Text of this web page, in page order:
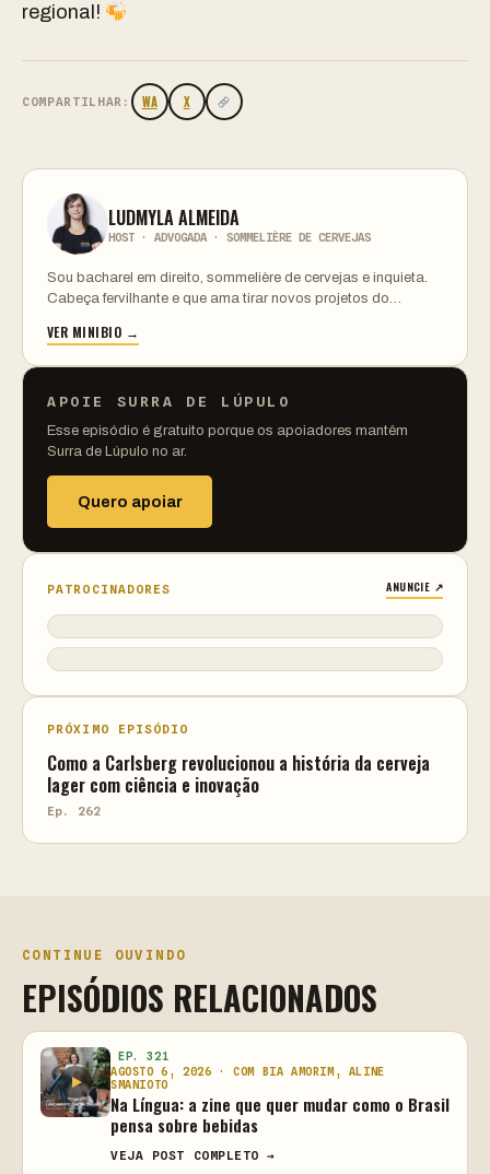
regional!
COMPARTILHAR: WA X
LUDMYLA ALMEIDA
HOST · ADVOGADA · SOMMELIÈRE DE CERVEJAS
Sou bacharel em direito, sommelière de cervejas e inquieta.
Cabeça fervilhante e que ama tirar novos projetos do…
VER MINIBIO →
APOIE SURRA DE LÚPULO
Esse episódio é gratuito porque os apoiadores mantêm
Surra de Lúpulo no ar.
Quero apoiar
PATROCINADORES ANUNCIE ↗
PRÓXIMO EPISÓDIO
Como a Carlsberg revolucionou a história da cerveja
lager com ciência e inovação
Ep. 262
CONTINUE OUVINDO
EPISÓDIOS RELACIONADOS
EP. 321
AGOSTO 6, 2026 · COM BIA AMORIM, ALINE
SMANIOTO
Na Língua: a zine que quer mudar como o Brasil
pensa sobre bebidas
VEJA POST COMPLETO →